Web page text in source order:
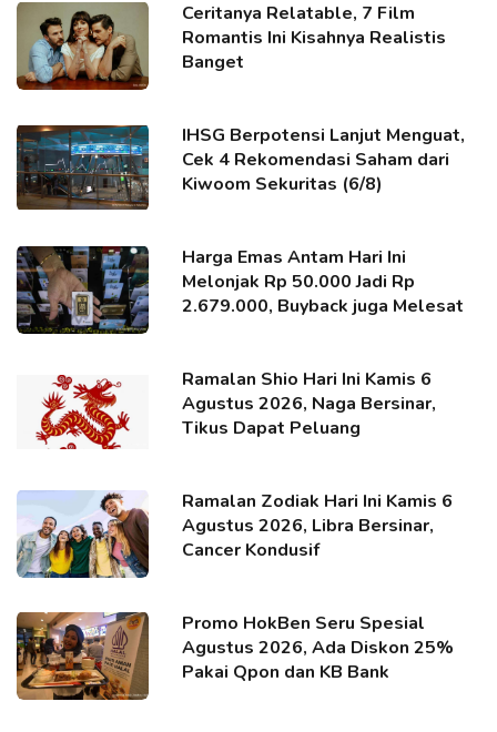
Ceritanya Relatable, 7 Film
Romantis Ini Kisahnya Realistis
Banget
IHSG Berpotensi Lanjut Menguat,
Cek 4 Rekomendasi Saham dari
Kiwoom Sekuritas (6/8)
Harga Emas Antam Hari Ini
Melonjak Rp 50.000 Jadi Rp
2.679.000, Buyback juga Melesat
Ramalan Shio Hari Ini Kamis 6
Agustus 2026, Naga Bersinar,
Tikus Dapat Peluang
Ramalan Zodiak Hari Ini Kamis 6
Agustus 2026, Libra Bersinar,
Cancer Kondusif
Promo HokBen Seru Spesial
Agustus 2026, Ada Diskon 25%
Pakai Qpon dan KB Bank